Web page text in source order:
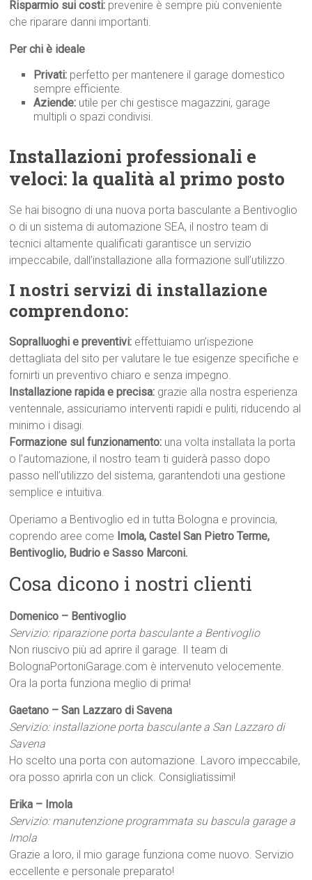
Risparmio sui costi: prevenire è sempre più conveniente
che riparare danni importanti.
Per chi è ideale
Privati: perfetto per mantenere il garage domestico
sempre efficiente.
Aziende: utile per chi gestisce magazzini, garage
multipli o spazi condivisi.
Installazioni professionali e
veloci: la qualità al primo posto
Se hai bisogno di una nuova porta basculante a Bentivoglio
o di un sistema di automazione SEA, il nostro team di
tecnici altamente qualificati garantisce un servizio
impeccabile, dall’installazione alla formazione sull’utilizzo.
I nostri servizi di installazione
comprendono:
Sopralluoghi e preventivi: effettuiamo un’ispezione
dettagliata del sito per valutare le tue esigenze specifiche e
fornirti un preventivo chiaro e senza impegno.
Installazione rapida e precisa: grazie alla nostra esperienza
ventennale, assicuriamo interventi rapidi e puliti, riducendo al
minimo i disagi.
Formazione sul funzionamento: una volta installata la porta
o l’automazione, il nostro team ti guiderà passo dopo
passo nell’utilizzo del sistema, garantendoti una gestione
semplice e intuitiva.
Operiamo a Bentivoglio ed in tutta Bologna e provincia,
coprendo aree come Imola, Castel San Pietro Terme,
Bentivoglio, Budrio e Sasso Marconi.
Cosa dicono i nostri clienti
Domenico – Bentivoglio
Servizio: riparazione porta basculante a Bentivoglio
Non riuscivo più ad aprire il garage. Il team di
BolognaPortoniGarage.com è intervenuto velocemente.
Ora la porta funziona meglio di prima!
Gaetano – San Lazzaro di Savena
Servizio: installazione porta basculante a San Lazzaro di
Savena
Ho scelto una porta con automazione. Lavoro impeccabile,
ora posso aprirla con un click. Consigliatissimi!
Erika – Imola
Servizio: manutenzione programmata su bascula garage a
Imola
Grazie a loro, il mio garage funziona come nuovo. Servizio
eccellente e personale preparato!